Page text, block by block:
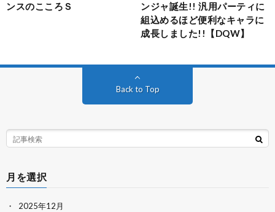
ンスのこころＳ
ンジャ誕生!! 汎用パーティに
組込めるほど便利なキャラに
成長しました!!【DQW】
Back to Top
月を選択
2025年12月